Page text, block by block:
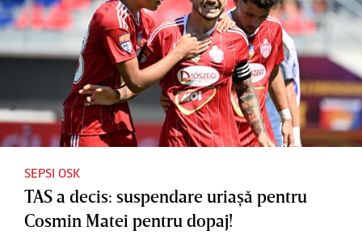
SEPSI OSK
TAS a decis: suspendare uriaşă pentru
Cosmin Matei pentru dopaj!